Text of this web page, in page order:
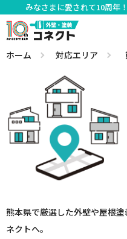
みなさまに愛されて10周年
ホーム 対応エリア
熊本県で厳選した外壁や屋根
ネクトへ。